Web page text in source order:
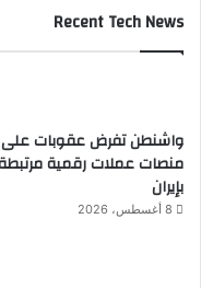
Recent Tech News
واشنطن تفرض عقوبات على
منصات عملات رقمية
بإيران
8 أغسطس، 2026